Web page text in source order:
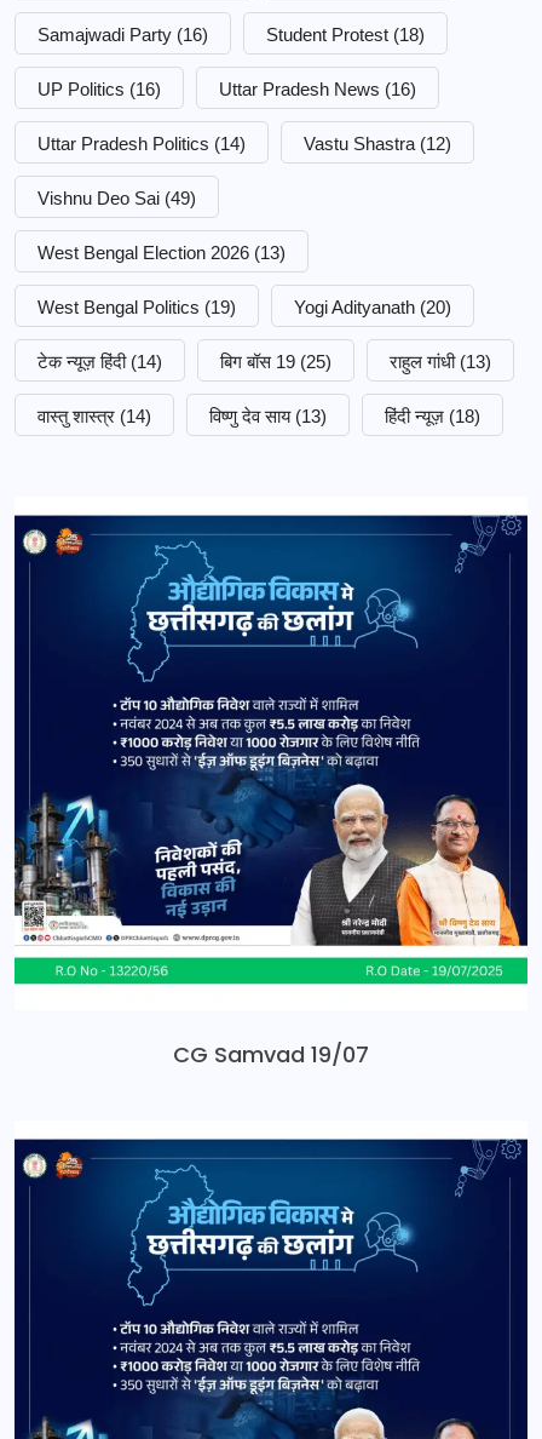
Samajwadi Party (16) Student Protest (18)
UP Politics (16) Uttar Pradesh News (16)
Uttar Pradesh Politics (14) Vastu Shastra (12)
Vishnu Deo Sai (49)
West Bengal Election 2026 (13)
West Bengal Politics (19) Yogi Adityanath (20)
टेक न्यूज़ हिंदी (14) बिग बॉस 19 (25) राहुल गांधी (13)
वास्तु शास्त्र (14) विष्णु देव साय (13) हिंदी न्यूज़ (18)
CG Samvad 19/07